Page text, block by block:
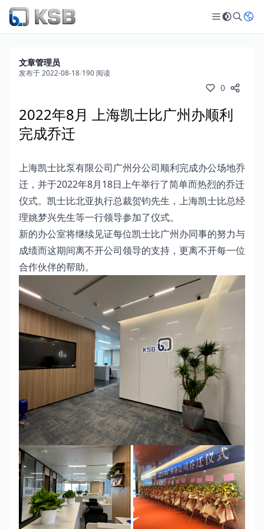
文章管理员
发布于 2022-08-18/190 阅读
0
2022年8月 上海凯士比广州办顺利
完成乔迁
上海凯士比泵有限公司广州分公司顺利完成办公场地乔
迁，并于2022年8月18日上午举行了简单而热烈的乔迁
仪式。凯士比北亚执行总裁贺钧先生，上海凯士比总经
理姚梦兴先生等一行领导参加了仪式。
新的办公室将继续见证每位凯士比广州办同事的努力与
成绩而这期间离不开公司领导的支持，更离不开每一位
合作伙伴的帮助。